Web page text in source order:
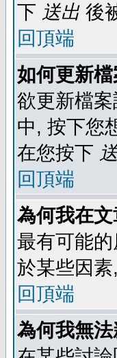
下 送出 後
回頂端
如何更新
欲更新檔
中, 按下您
在您按下
回頂端
為何我在
最有可能
於某些因
回頂端
為何我無